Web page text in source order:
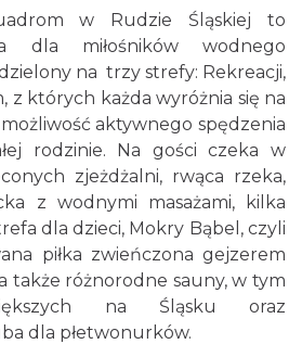
w Rudzie Śląskiej to
dla miłośników wodnego
na trzy strefy: Rekreacji,
z których każda wyróżnia się na
aktywnego spędzenia
rodzinie. Na gości czeka w
zjeżdżalni, rwąca rzeka,
z wodnymi masażami, kilka
dla dzieci, Mokry Bąbel, czyli
piłka zwieńczona gejzerem
także różnorodne sauny, w tym
na Śląsku oraz
dla płetwonurków.